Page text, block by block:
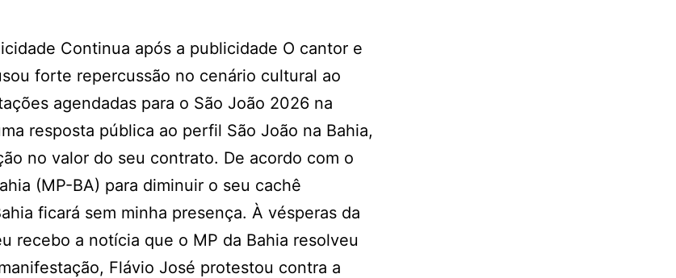
Continua após a publicidade O cantor e
forte repercussão no cenário cultural ao
agendadas para o São João 2026 na
resposta pública ao perfil São João na Bahia,
no valor do seu contrato. De acordo com o
(MP-BA) para diminuir o seu cachê
ficará sem minha presença. À vésperas da
recebo a notícia que o MP da Bahia resolveu
Flávio José protestou contra a